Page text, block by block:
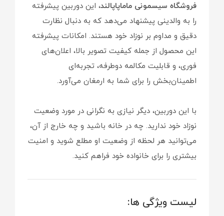
فروشگاه سیسمونی ماماپاپالند، این دوربین پیشرفته
را به والدینی پیشنهاد می‌دهد که به دنبال نظارت
دقیق و مداوم بر نوزاد خود هستند. امکانات پیشرفته
این محصول از جمله کیفیت تصویر بالا، اعلان‌های
فوری، و قابلیت مکالمه دوطرفه، تجربه‌ای
اطمینان‌بخش را برای شما به ارمغان می‌آورد.
با این دوربین، دیگر نیازی به نگرانی در مورد وضعیت
نوزاد خود ندارید. چه در خانه باشید و چه خارج از آن،
می‌توانید هر لحظه از وضعیت او مطلع شوید و امنیت
بیشتری را برای خانواده خود فراهم کنید.
لیست ویژگی ها: